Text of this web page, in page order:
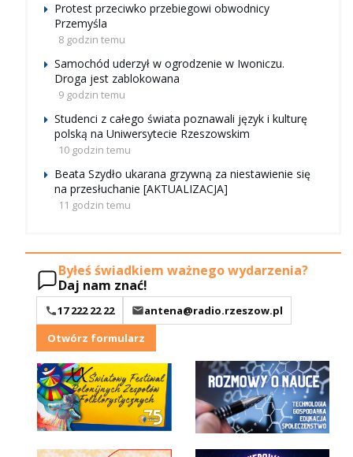
Protest przeciwko przebiegowi obwodnicy
Przemyśla
8 godzin temu
Samochód uderzył w ogrodzenie w Iwoniczu.
Droga jest zablokowana
9 godzin temu
Studenci z całego świata poznawali język i kulturę
polską na Uniwersytecie Rzeszowskim
10 godzin temu
Beata Szydło ukarana grzywną za niestawienie się
na przesłuchanie [AKTUALIZACJA]
11 godzin temu
Byłeś świadkiem ważnego wydarzenia?
Daj nam znać!
17 222 22 22
antena@radio.rzeszow.pl
Otwórz formularz